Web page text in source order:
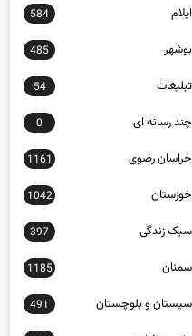
بوشهر 485
تبلیغات 54
چند رسانه ای 0
خراسان رضوی 1161
خوزستان 1042
سبک زندگی 397
سمنان 1185
سیستان و بلوچستان 491
علمی و فناوری 7632